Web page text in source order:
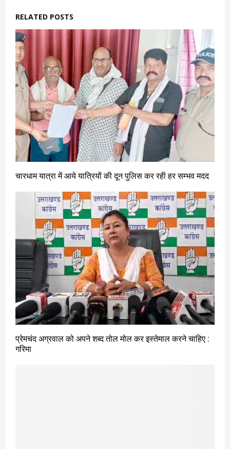
RELATED POSTS
चारधाम यात्रा में आये यात्रियों की दून पुलिस कर रही हर सम्भव मदद
प्रेमचंद अग्रवाल को अपने शब्द तोल मोल कर इस्तेमाल करने चाहिए :
गरिमा